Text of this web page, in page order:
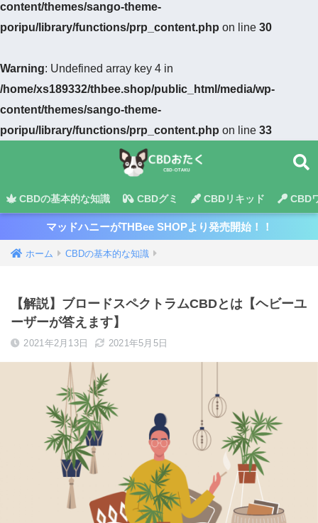
content/themes/sango-theme-
poripu/library/functions/prp_content.php on line 30
Warning: Undefined array key 4 in
/home/xs189332/thbee.shop/public_html/media/wp-
content/themes/sango-theme-
poripu/library/functions/prp_content.php on line 33
CBDの基本的な知識 CBDグミ CBDリキッド CBD
マッドハニーがTHBee SHOPより発売開始！！
ホーム CBDの基本的な知識
【解説】ブロードスペクトラムCBDとは【ヘビーユ
ーザーが答えます】
2021年2月13日 2021年5月5日